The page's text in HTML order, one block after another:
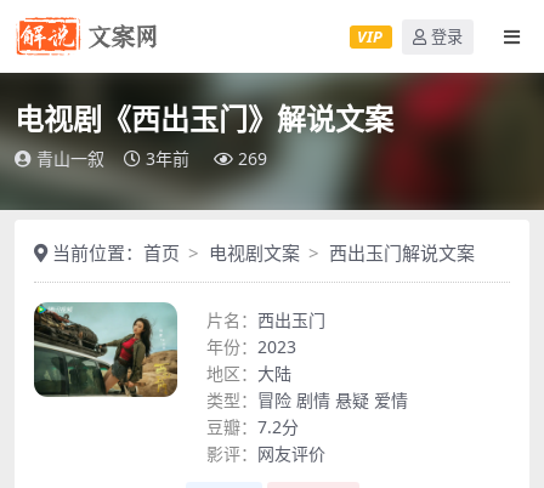
VIP 登录
电视剧《西出玉门》解说文案
青山一叙 3年前 269
当前位置： 首页 电视剧文案 西出玉门解说文案
片名： 西出玉门
年份： 2023
地区： 大陆
类型： 冒险 剧情 悬疑 爱情
豆瓣： 7.2分
影评： 网友评价